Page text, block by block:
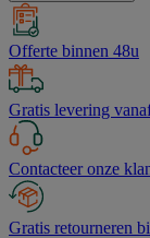
Offerte binnen 48u
Gratis levering
Contacteer onze
Gratis retourneren